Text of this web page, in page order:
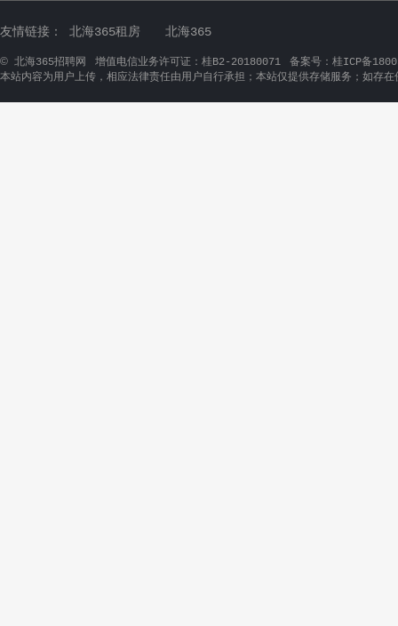
友情链接： 北海365租房 北海365
© 北海365招聘网 增值电信业务许可证：桂B2-20180071
备案号：桂ICP备
本站内容为用户上传，相应法律责任由用户自行承担；本站仅提供存储服务；如存